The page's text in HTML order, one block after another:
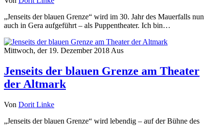
„Jenseits der blauen Grenze“ wird im 30. Jahr des Mauerfalls nun
auch in Gera aufgeführt – als Puppentheater. Ich bin…
Mittwoch, der 19. Dezember 2018 Aus
Jenseits der blauen Grenze am Theater
der Altmark
Von Dorit Linke
„Jenseits der blauen Grenze“ wird lebendig – auf der Bühne des